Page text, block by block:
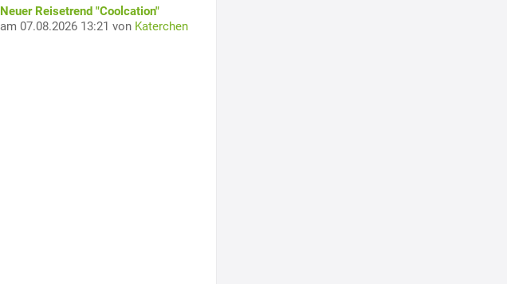
Neuer Reisetrend "Coolcation"
am 07.08.2026 13:21 von Katerchen